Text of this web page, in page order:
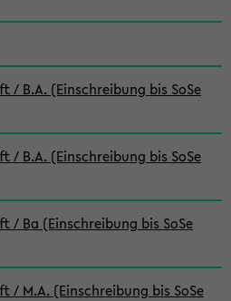
/ B.A. (Einschreibung bis SoSe
/ B.A. (Einschreibung bis SoSe
/ Ba (Einschreibung bis SoSe
/ M.A. (Einschreibung bis SoSe